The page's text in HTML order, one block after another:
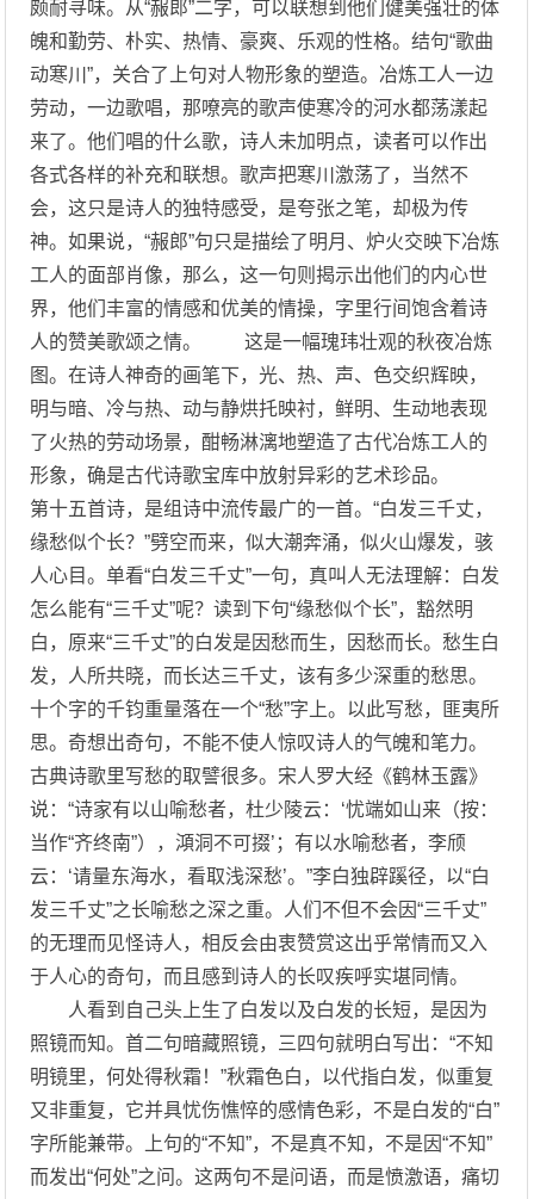
颇耐寻味。从“赧郎”二字，可以联想到他们健美强壮的体
魄和勤劳、朴实、热情、豪爽、乐观的性格。结句“歌曲
动寒川”，关合了上句对人物形象的塑造。冶炼工人一边
劳动，一边歌唱，那嘹亮的歌声使寒冷的河水都荡漾起
来了。他们唱的什么歌，诗人未加明点，读者可以作出
各式各样的补充和联想。歌声把寒川激荡了，当然不
会，这只是诗人的独特感受，是夸张之笔，却极为传
神。如果说，“赧郎”句只是描绘了明月、炉火交映下冶炼
工人的面部肖像，那么，这一句则揭示出他们的内心世
界，他们丰富的情感和优美的情操，字里行间饱含着诗
人的赞美歌颂之情。 这是一幅瑰玮壮观的秋夜冶炼
图。在诗人神奇的画笔下，光、热、声、色交织辉映，
明与暗、冷与热、动与静烘托映衬，鲜明、生动地表现
了火热的劳动场景，酣畅淋漓地塑造了古代冶炼工人的
形象，确是古代诗歌宝库中放射异彩的艺术珍品。
第十五首诗，是组诗中流传最广的一首。“白发三千丈，
缘愁似个长？”劈空而来，似大潮奔涌，似火山爆发，骇
人心目。单看“白发三千丈”一句，真叫人无法理解：白发
怎么能有“三千丈”呢？读到下句“缘愁似个长”，豁然明
白，原来“三千丈”的白发是因愁而生，因愁而长。愁生白
发，人所共晓，而长达三千丈，该有多少深重的愁思。
十个字的千钧重量落在一个“愁”字上。以此写愁，匪夷所
思。奇想出奇句，不能不使人惊叹诗人的气魄和笔力。
古典诗歌里写愁的取譬很多。宋人罗大经《鹤林玉露》
说：“诗家有以山喻愁者，杜少陵云：‘忧端如山来（按：
当作“齐终南”），澒洞不可掇’；有以水喻愁者，李颀
云：‘请量东海水，看取浅深愁’。”李白独辟蹊径，以“白
发三千丈”之长喻愁之深之重。人们不但不会因“三千丈”
的无理而见怪诗人，相反会由衷赞赏这出乎常情而又入
于人心的奇句，而且感到诗人的长叹疾呼实堪同情。
人看到自己头上生了白发以及白发的长短，是因为
照镜而知。首二句暗藏照镜，三四句就明白写出：“不知
明镜里，何处得秋霜！”秋霜色白，以代指白发，似重复
又非重复，它并具忧伤憔悴的感情色彩，不是白发的“白”
字所能兼带。上句的“不知”，不是真不知，不是因“不知”
而发出“何处”之问。这两句不是问语，而是愤激语，痛切